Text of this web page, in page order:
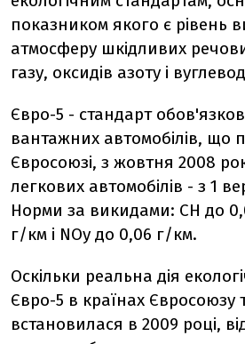
показником якого є рівень
атмосферу шкідливих
газу, оксидів азоту і
Євро-5 - стандарт
вантажних автомобілів, що
Євросоюзі, з жовтня 2008
легкових автомобілів - з 1
Норми за викидами: СН до
г/км і NOy до 0,06 г/км.
Оскільки реальна дія
Євро-5 в країнах Євросоюзу
встановилася в 2009 році,